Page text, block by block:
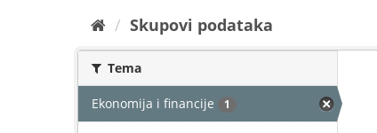
Skupovi podаtаkа
Tema
Ekonomija i financije 1